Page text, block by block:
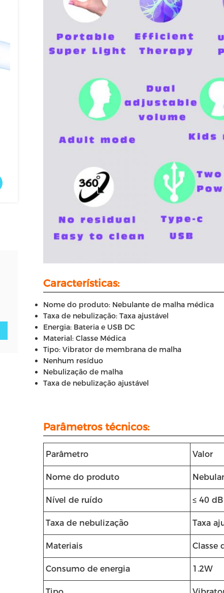
Características:
Nome do produto: Nebulante de malha médica
Taxa de nebulização: Taxa ajustável
Energia: Bateria e USB DC
Material: Classe Médica
Tipo: Vibrator de membrana de malha
Nenhum resíduo
Nebulização de malha
Taxa de nebulização ajustável
Parâmetros técnicos:
Parâmetro Valor
Nome do produto
Nível de ruído ≤ 40 dB
Taxa de nebulização Taxa
Materiais Classe
Consumo de energia 1.2W